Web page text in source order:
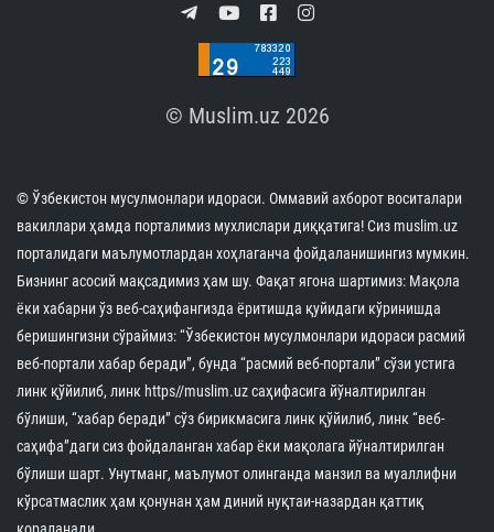
© Muslim.uz 2026
© Ўзбекистон мусулмонлари идораси. Оммавий ахборот воситалари
вакиллари ҳамда порталимиз мухлислари диққатига! Сиз muslim.uz
порталидаги маълумотлардан хоҳлаганча фойдаланишингиз мумкин.
Бизнинг асосий мақсадимиз ҳам шу. Фақат ягона шартимиз: Мақола
ёки хабарни ўз веб-саҳифангизда ёритишда қуйидаги кўринишда
беришингизни сўраймиз: “Ўзбекистон мусулмонлари идораси расмий
веб-портали хабар беради”, бунда “расмий веб-портали” сўзи устига
линк қўйилиб, линк https//muslim.uz саҳифасига йўналтирилган
бўлиши, “хабар беради” сўз бирикмасига линк қўйилиб, линк “веб-
саҳифа”даги сиз фойдаланган хабар ёки мақолага йўналтирилган
бўлиши шарт. Унутманг, маълумот олинганда манзил ва муаллифни
кўрсатмаслик ҳам қонунан ҳам диний нуқтаи-назардан қаттиқ